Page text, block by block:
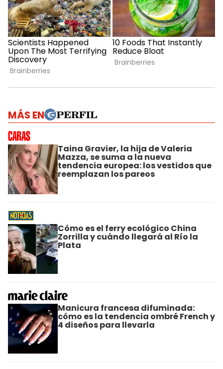
MÁS EN
Taina Gravier, la hija de Valeria
Mazza, se suma a la nueva
tendencia europea: los vestidos que
reemplazan los pareos
Cómo es el ferry ecológico China
Zorrilla y cuándo llegará al Río la
Plata
Manicura francesa difuminada:
cómo es la tendencia ombré French y
4 diseños para llevarla